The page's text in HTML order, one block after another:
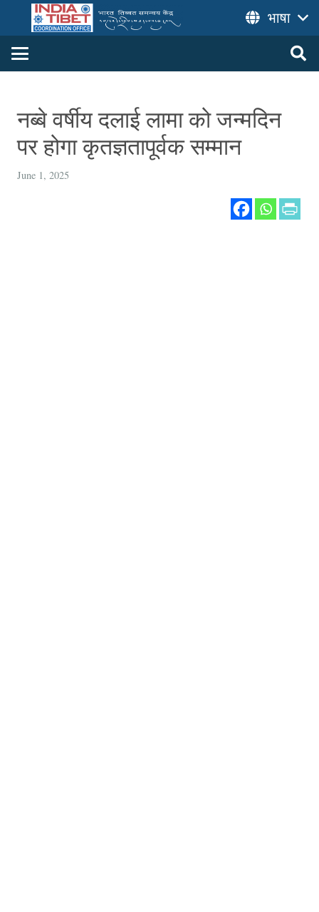
भाषा
नब्बे वर्षीय दलाई लामा को जन्मदिन
पर होगा कृतज्ञतापूर्वक सम्मान
June 1, 2025